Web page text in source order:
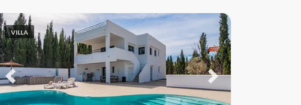
VILLA
Previous Next